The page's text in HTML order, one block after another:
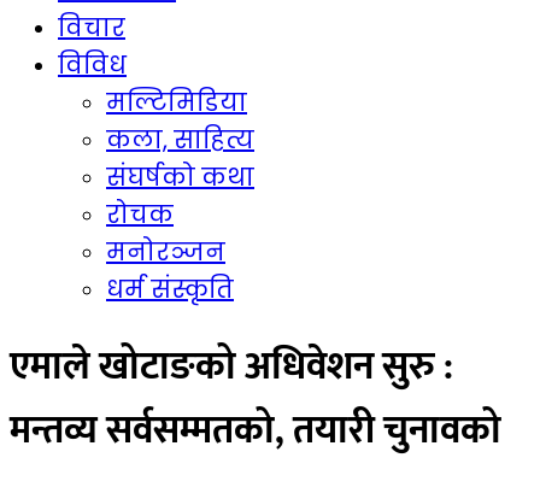
विचार
विविध
मल्टिमिडिया
कला, साहित्य
संघर्षको कथा
रोचक
मनोरञ्जन
धर्म संस्कृति
एमाले खोटाङको अधिवेशन सुरु :
मन्तव्य सर्वसम्मतको, तयारी चुनावको